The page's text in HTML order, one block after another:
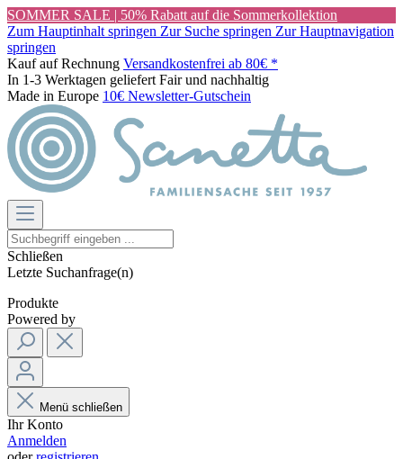
SOMMER SALE | 50% Rabatt auf die Sommerkollektion
Zum Hauptinhalt springen Zur Suche springen Zur Hauptnavigation
springen
Kauf auf Rechnung Versandkostenfrei ab 80€ *
In 1-3 Werktagen geliefert Fair und nachhaltig
Made in Europe 10€ Newsletter-Gutschein
Schließen
Letzte Suchanfrage(n)
Produkte
Powered by
Menü schließen
Ihr Konto
Anmelden